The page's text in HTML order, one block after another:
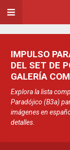
IMPULSO
DEL SET DE
GALERÍA
Explora la lista
Paradójico (B3a)
imágenes en
detalles.